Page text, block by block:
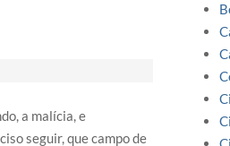
a malícia, e
seguir, que campo de